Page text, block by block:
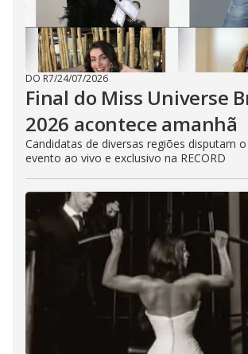
DO R7/24/07/2026
Final do Miss Universe
2026 acontece amanhã
Candidatas de diversas regiões disputam
evento ao vivo e exclusivo na RECORD